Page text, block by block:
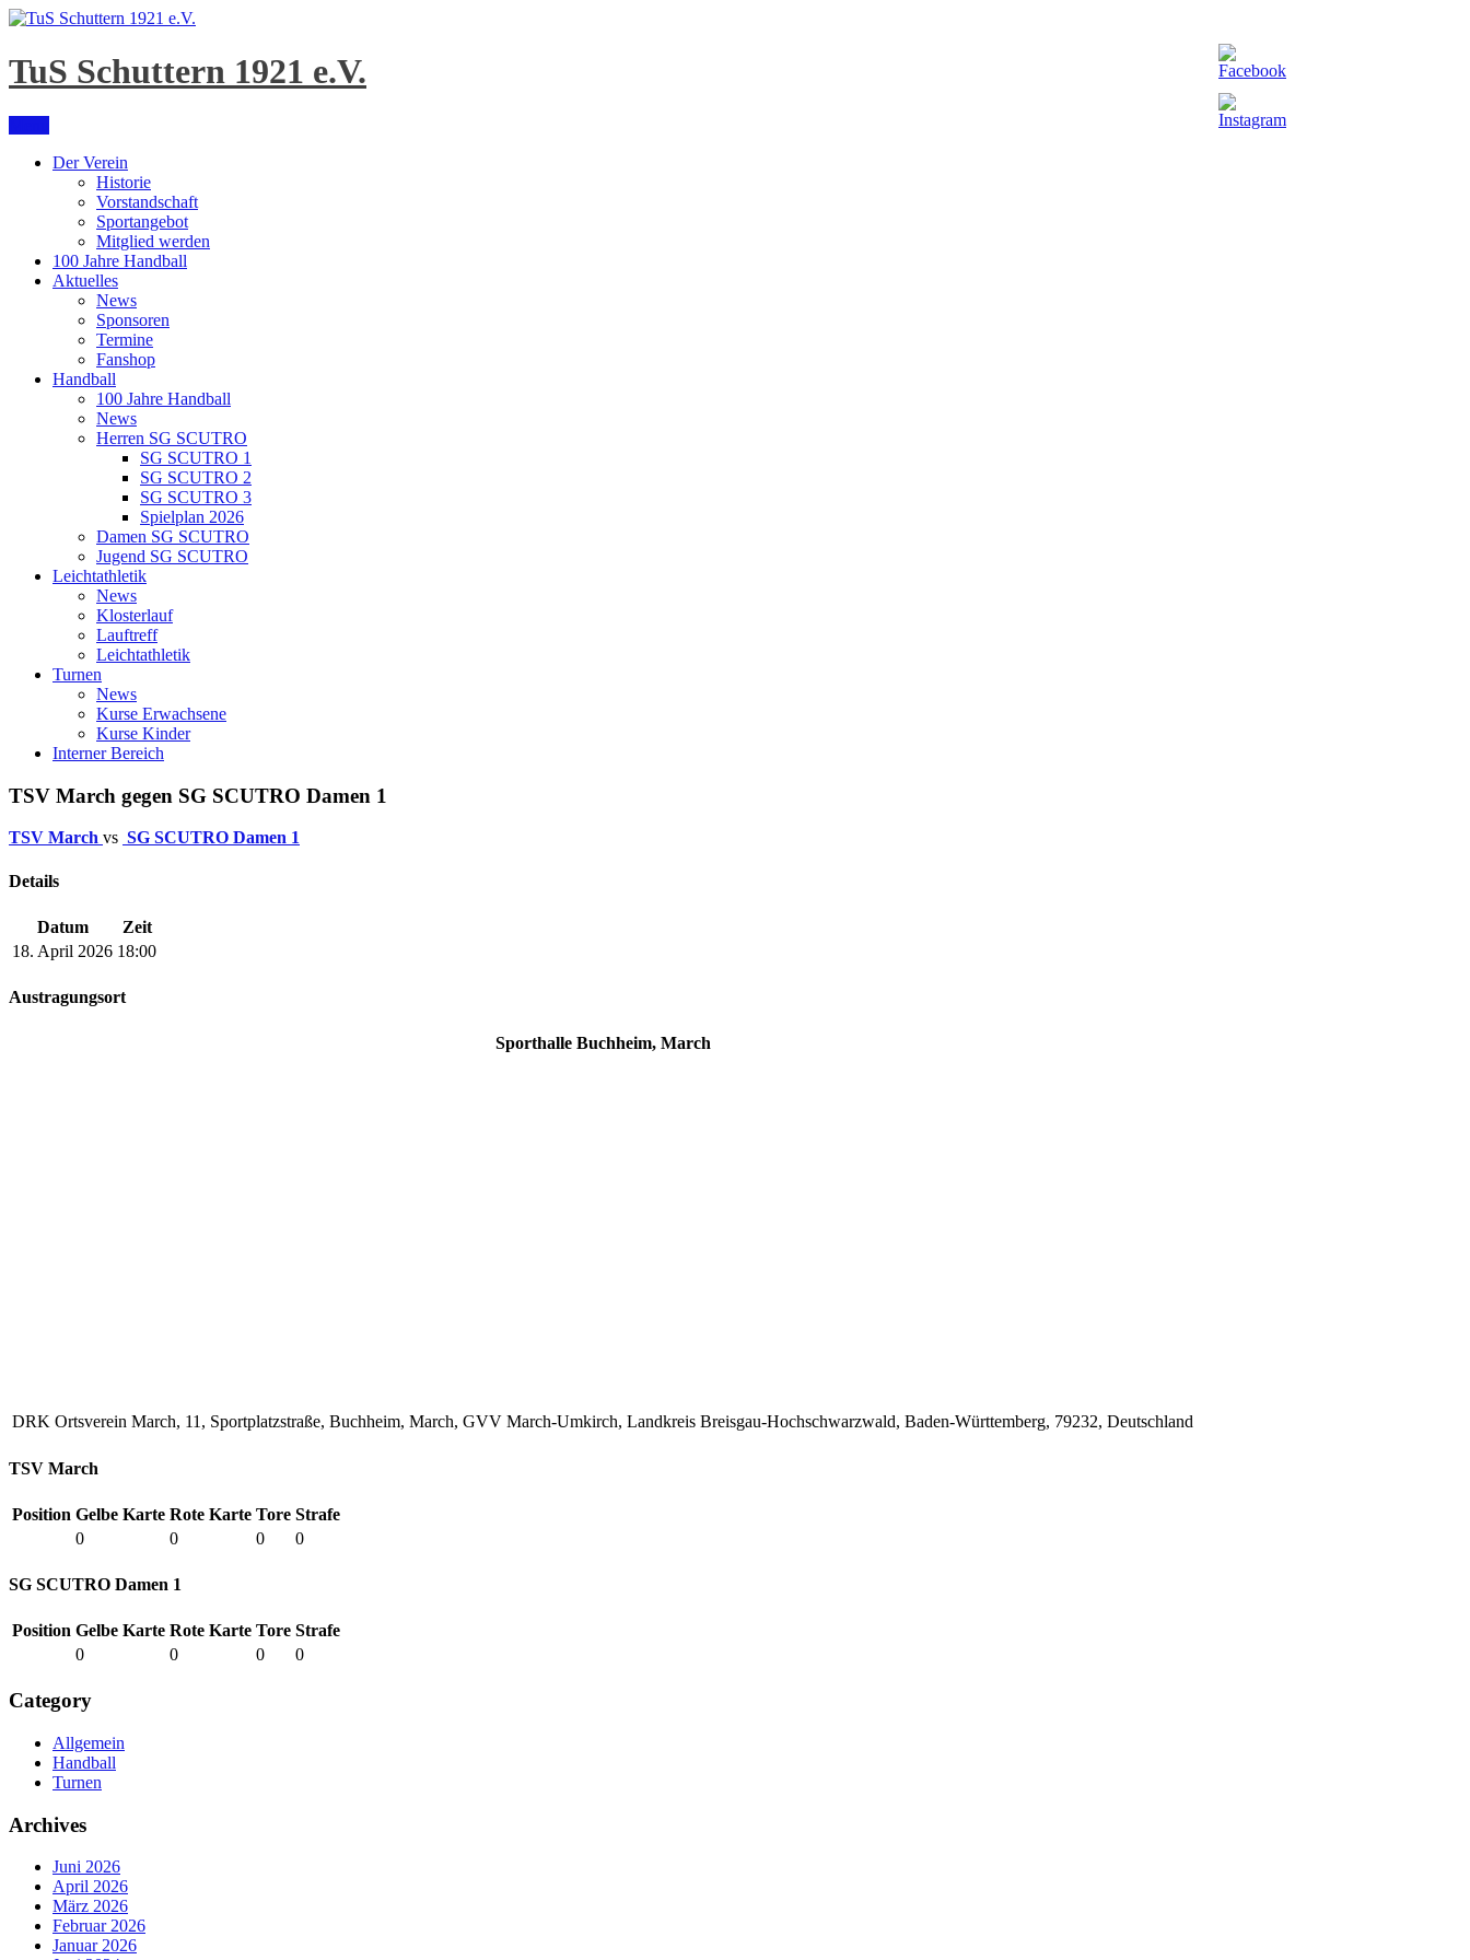
Skip
content
TuS Schuttern 1921 e.V.
Der Verein
Historie
Vorstandschaft
Sportangebot
Mitglied werden
100 Jahre Handball
Aktuelles
News
Sponsoren
Termine
Fanshop
Handball
100 Jahre Handball
News
Herren SG SCUTRO
SG SCUTRO 1
SG SCUTRO 2
SG SCUTRO 3
Spielplan 2026
Damen SG SCUTRO
Jugend SG SCUTRO
Leichtathletik
News
Klosterlauf
Lauftreff
Leichtathletik
Turnen
News
Kurse Erwachsene
Kurse Kinder
Interner Bereich
TSV March gegen SG SCUTRO Damen 1
TSV March vs SG SCUTRO Damen 1
Details
Datum
Zeit
18. April 2026 18:00
Austragungsort
Sporthalle Buchheim, March
DRK Ortsverein March, 11, Sportplatzstraße, Buchheim, March, GVV March-Umkirch, Landkreis Breisgau-Hochschwarzwald, Baden-Württemberg, 79232, Deutschland
TSV March
Position Gelbe Karte Rote Karte Tore Strafe
0
0 0 0
SG SCUTRO Damen 1
Position Gelbe Karte Rote Karte Tore Strafe
0
0 0 0
Category
Allgemein
Handball
Turnen
Archives
Juni 2026
April 2026
März 2026
Februar 2026
Januar 2026